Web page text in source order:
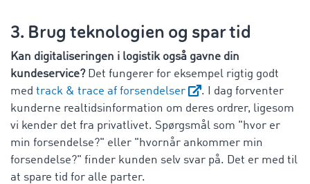
3. Brug teknologien og spar tid
Kan digitaliseringen i logistik også gavne din
kundeservice?Det fungerer for eksempel rigtig godt
med track & trace af forsendelser
. I dag forventer
kunderne realtidsinformation om deres ordrer, ligesom
vi kender det fra privatlivet. Spørgsmål som "hvor er
min forsendelse?" eller "hvornår ankommer min
forsendelse?" finder kunden selv svar på. Det er med til
at spare tid for alle parter.